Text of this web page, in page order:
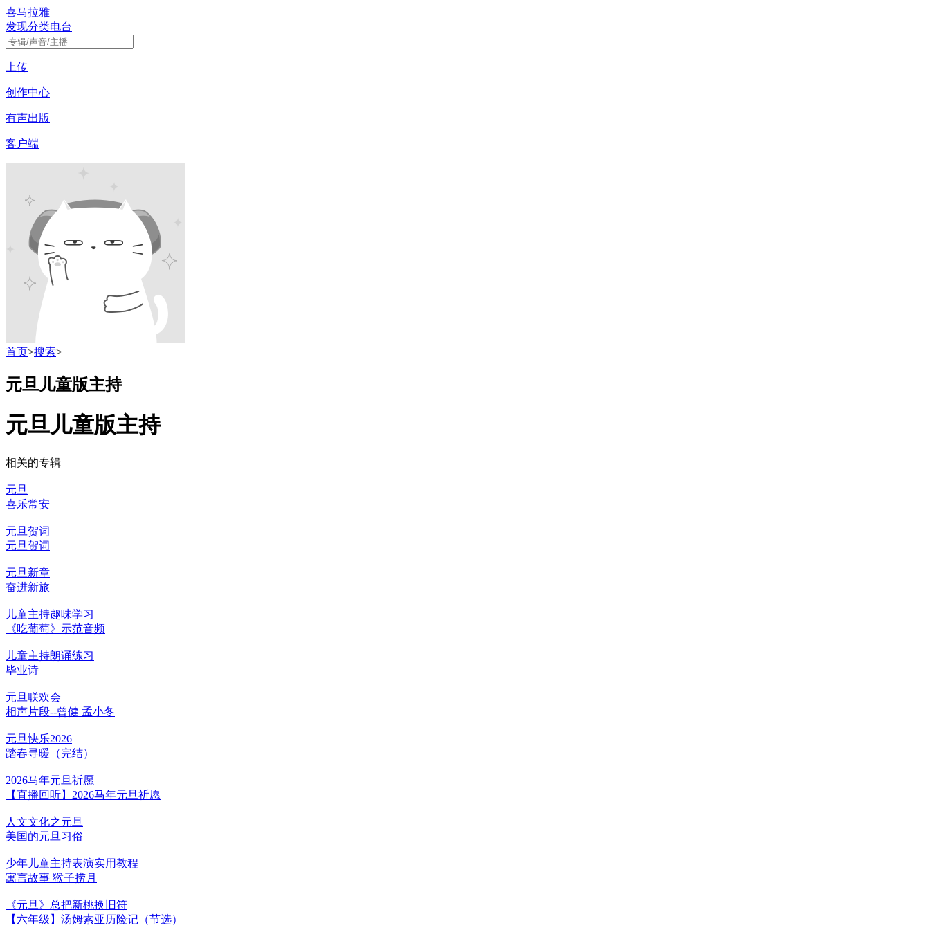
喜马拉雅
发现分类电台
上传
创作中心
有声出版
客户端
首页>搜索>
元旦儿童版主持
元旦儿童版主持
相关的专辑
元旦
喜乐常安
元旦贺词
元旦贺词
元旦新章
奋进新旅
儿童主持趣味学习
《吃葡萄》示范音频
儿童主持朗诵练习
毕业诗
元旦联欢会
相声片段--曾健 孟小冬
元旦快乐2026
踏春寻暖（完结）
2026马年元旦祈愿
【直播回听】2026马年元旦祈愿
人文文化之元旦
美国的元旦习俗
少年儿童主持表演实用教程
寓言故事 猴子捞月
《元旦》总把新桃换旧符
【六年级】汤姆索亚历险记（节选）